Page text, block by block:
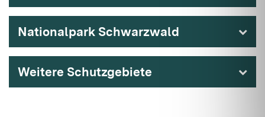
Nationalpark Schwarzwald
Weitere Schutzgebiete